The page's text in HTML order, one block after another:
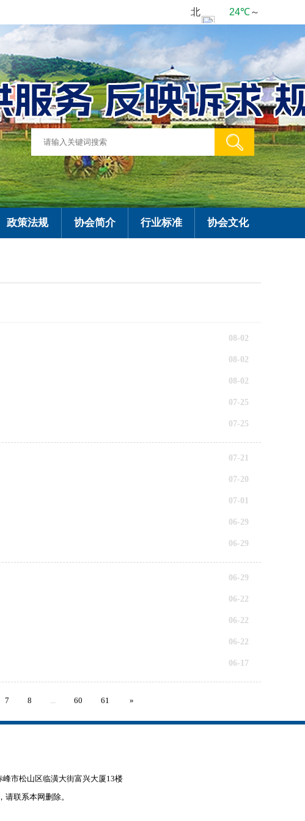
政策法规 协会简介 行业标准 协会文化
08-02
08-02
08-02
07-25
07-25
07-21
07-20
07-01
06-29
06-29
06-29
06-22
06-22
06-22
06-17
7 8 ... 60 61 »
峰市松山区临潢大街富兴大厦13楼
联系本网删除。